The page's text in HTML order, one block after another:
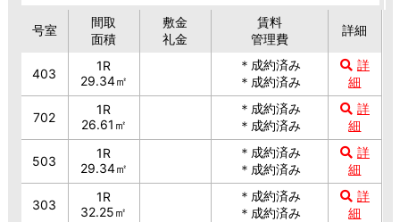
号室
間取
面積
敷金
礼金
賃料
管理費
詳細
403
1R
29.34㎡
＊成約済み
＊成約済み
詳
細
702
1R
26.61㎡
＊成約済み
＊成約済み
詳
細
503
1R
29.34㎡
＊成約済み
＊成約済み
詳
細
303
1R
32.25㎡
＊成約済み
＊成約済み
詳
細